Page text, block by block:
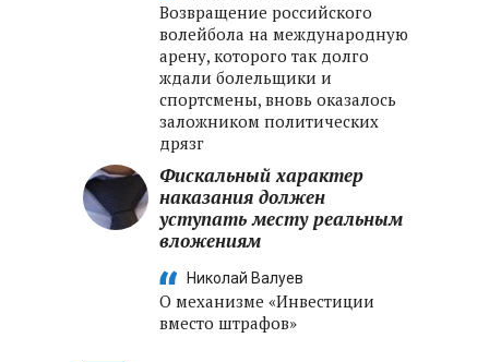
Возвращение российского
волейбола на международную
арену, которого так долго
ждали болельщики и
спортсмены, вновь оказалось
заложником политических
дрязг
Фискальный характер
наказания должен
уступать месту реальным
вложениям
Николай Валуев
О механизме «Инвестиции
вместо штрафов»